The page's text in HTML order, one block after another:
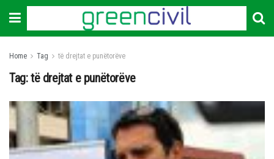
Home Tag të drejtat e punëtorëve
Tag:të drejtat e punëtorëve